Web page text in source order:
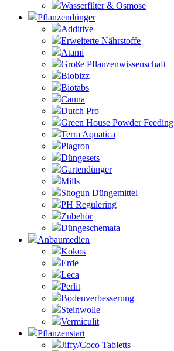
Wasserfilter & Osmose
Pflanzendünger
Additive
Erweiterte Nährstoffe
Atami
Große Pflanzenwissenschaft
Biobizz
Biotabs
Canna
Dutch Pro
Green House Powder Feeding
Terra Aquatica
Plagron
Düngesets
Gartendünger
Mills
Shogun Düngemittel
PH Regulering
Zubehör
Düngeschemata
Anbaumedien
Kokos
Erde
Leca
Perlit
Bodenverbesserung
Steinwolle
Vermiculit
Pflanzenstart
Jiffy/Coco Tabletts